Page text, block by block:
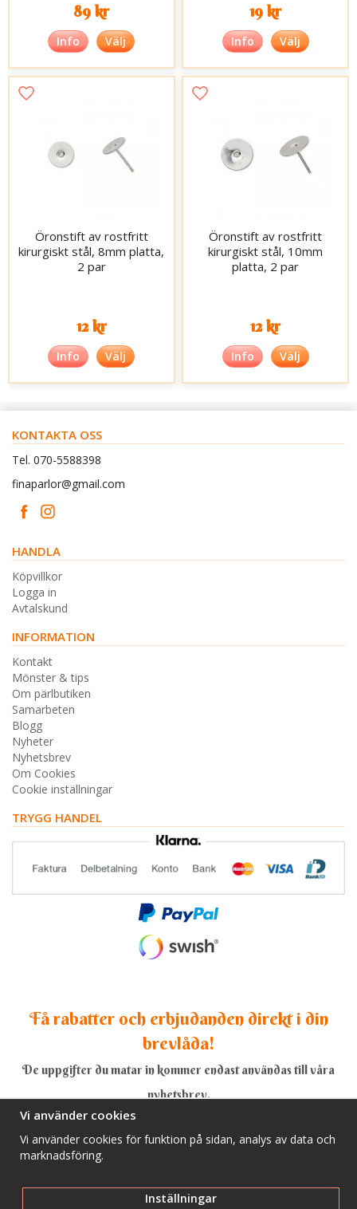
89 kr
Info Välj
19 kr
Info Välj
Öronstift av rostfritt
kirurgiskt stål, 8mm platta,
2 par
12 kr
Info Välj
Öronstift av rostfritt
kirurgiskt stål, 10mm
platta, 2 par
12 kr
Info Välj
KONTAKTA OSS
Tel. 070-5588398
finaparlor@gmail.com
HANDLA
Köpvillkor
Logga in
Avtalskund
INFORMATION
Kontakt
Mönster & tips
Om pärlbutiken
Samarbeten
Blogg
Nyheter
Nyhetsbrev
Om Cookies
Cookie inställningar
TRYGG HANDEL
Få rabatter och erbjudanden direkt i din
brevlåda!
De uppgifter du matar in kommer endast användas till våra
nyhetsbrev.
Vi använder cookies
Vi använder cookies för funktion på sidan, analys av data och
marknadsföring.
Inställningar